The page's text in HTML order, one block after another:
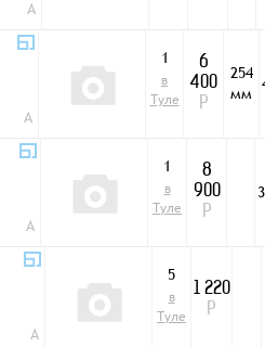
A
A
1
в
Туле
6
400
Р
254
мм
A
1
в
Туле
8
900
Р
A
5
в
Туле
1 220
Р